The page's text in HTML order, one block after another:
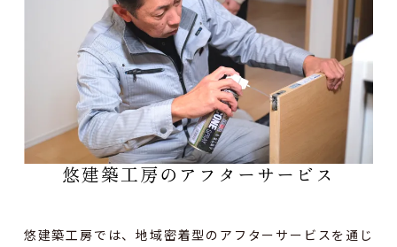
悠建築工房のアフターサービス
悠建築工房では、地域密着型のアフターサービスを通じ